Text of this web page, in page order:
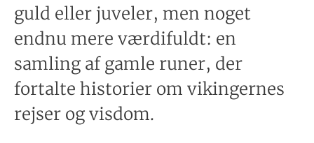
guld eller juveler, men noget
endnu mere værdifuldt: en
samling af gamle runer, der
fortalte historier om vikingernes
rejser og visdom.